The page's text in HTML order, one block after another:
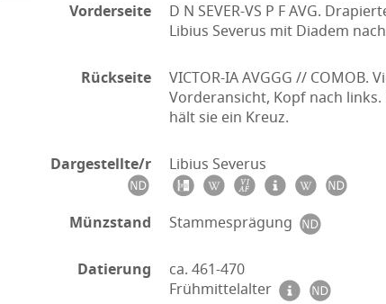
Vorderseite
D N SEVER-VS P F AVG.
Libius Severus mit Diadem
Rückseite
VICTOR-IA AVGGG // COMOB.
Vorderansicht, Kopf nach
hält sie ein Kreuz.
Dargestellte/r Libius Severus
Münzstand Stammesprägung
Datierung
ca. 461-470
Frühmittelalter